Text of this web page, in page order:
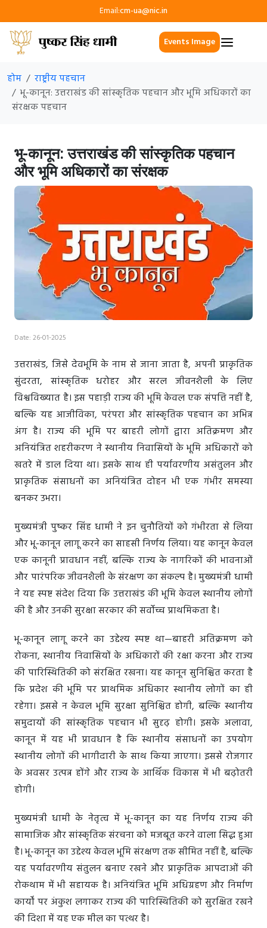
Email:cm-ua@nic.in
Events Image
होम
राष्ट्रीय पहचान
भू-कानून: उत्तराखंड की सांस्कृतिक पहचान और भूमि अधिकारों का
संरक्षक पहचान
भू-कानून: उत्तराखंड की सांस्कृतिक पहचान
और भूमि अधिकारों का संरक्षक
Date: 26-01-2025
उत्तराखंड, जिसे देवभूमि के नाम से जाना जाता है, अपनी प्राकृतिक
सुंदरता, सांस्कृतिक धरोहर और सरल जीवनशैली के लिए
विश्वविख्यात है। इस पहाड़ी राज्य की भूमि केवल एक संपत्ति नहीं है,
बल्कि यह आजीविका, परंपरा और सांस्कृतिक पहचान का अभिन्न
अंग है। राज्य की भूमि पर बाहरी लोगों द्वारा अतिक्रमण और
अनियंत्रित शहरीकरण ने स्थानीय निवासियों के भूमि अधिकारों को
खतरे में डाल दिया था। इसके साथ ही पर्यावरणीय असंतुलन और
प्राकृतिक संसाधनों का अनियंत्रित दोहन भी एक गंभीर समस्या
बनकर उभरा।
मुख्यमंत्री पुष्कर सिंह धामी ने इन चुनौतियों को गंभीरता से लिया
और भू-कानून लागू करने का साहसी निर्णय लिया। यह कानून केवल
एक कानूनी प्रावधान नहीं, बल्कि राज्य के नागरिकों की भावनाओं
और पारंपरिक जीवनशैली के संरक्षण का संकल्प है। मुख्यमंत्री धामी
ने यह स्पष्ट संदेश दिया कि उत्तराखंड की भूमि केवल स्थानीय लोगों
की है और उनकी सुरक्षा सरकार की सर्वोच्च प्राथमिकता है।
भू-कानून लागू करने का उद्देश्य स्पष्ट था—बाहरी अतिक्रमण को
रोकना, स्थानीय निवासियों के अधिकारों की रक्षा करना और राज्य
की पारिस्थितिकी को संरक्षित रखना। यह कानून सुनिश्चित करता है
कि प्रदेश की भूमि पर प्राथमिक अधिकार स्थानीय लोगों का ही
रहेगा। इससे न केवल भूमि सुरक्षा सुनिश्चित होगी, बल्कि स्थानीय
समुदायों की सांस्कृतिक पहचान भी सुदृढ़ होगी। इसके अलावा,
कानून में यह भी प्रावधान है कि स्थानीय संसाधनों का उपयोग
स्थानीय लोगों की भागीदारी के साथ किया जाएगा। इससे रोजगार
के अवसर उत्पन्न होंगे और राज्य के आर्थिक विकास में भी बढ़ोतरी
होगी।
मुख्यमंत्री धामी के नेतृत्व में भू-कानून का यह निर्णय राज्य की
सामाजिक और सांस्कृतिक संरचना को मजबूत करने वाला सिद्ध हुआ
है। भू-कानून का उद्देश्य केवल भूमि संरक्षण तक सीमित नहीं है, बल्कि
यह पर्यावरणीय संतुलन बनाए रखने और प्राकृतिक आपदाओं की
रोकथाम में भी सहायक है। अनियंत्रित भूमि अधिग्रहण और निर्माण
कार्यों पर अंकुश लगाकर राज्य की पारिस्थितिकी को सुरक्षित रखने
की दिशा में यह एक मील का पत्थर है।